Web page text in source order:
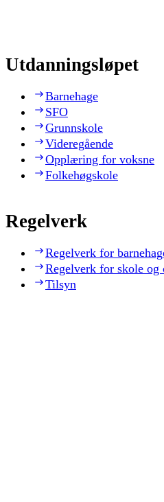
Utdanningsløpet
Barnehage
SFO
Grunnskole
Videregående
Opplæring for voksne
Folkehøgskole
Regelverk
Regelverk for
Regelverk for skole
Tilsyn